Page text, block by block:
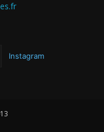
Instagram